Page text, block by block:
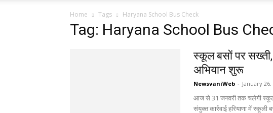
Home Tags Haryana School Bus Check
Tag: Haryana School Bus
स्कूल बसों पर सख्ती,
अभियान शुरू
NewsvaniWeb - January 26,
आज से 31 जनवरी तक चलेगी स्कूल
संयुक्त कार्रवाई हरियाणा में स्कूली